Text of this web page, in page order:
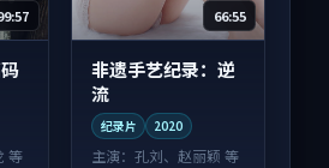
等
66:55
非遗手艺纪录：逆
流
纪录片 2020
主演：孔刘、赵丽颖 等